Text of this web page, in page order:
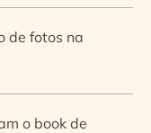
de fotos na
o book de